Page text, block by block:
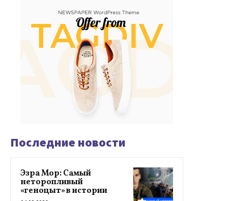
Последние новости
Эзра Мор: Самый
неторопливый
«геноцыт» в истории